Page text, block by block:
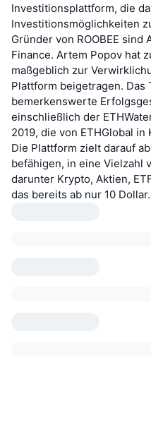
Investitionsplattform, die
Investitionsmöglichkeiten
Gründer von ROOBEE sind
Finance. Artem Popov hat
maßgeblich zur
Plattform beigetragen. Das
bemerkenswerte
einschließlich der
2019, die von ETHGlobal
Die Plattform zielt darauf
befähigen, in eine Vielzahl
darunter Krypto, Aktien,
das bereits ab nur 10 Dollar.